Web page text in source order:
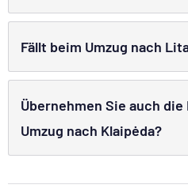
Fällt beim Umzug nach
Übernehmen Sie auch
Umzug nach Klaipėda?